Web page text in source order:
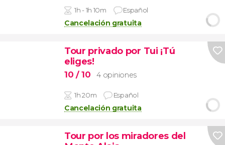
1h - 1h 10m Español
Cancelación gratuita
Tour privado por Tui ¡Tú
eliges!
10 / 10 4 opiniones
1h 20m Español
Cancelación gratuita
Tour por los miradores del